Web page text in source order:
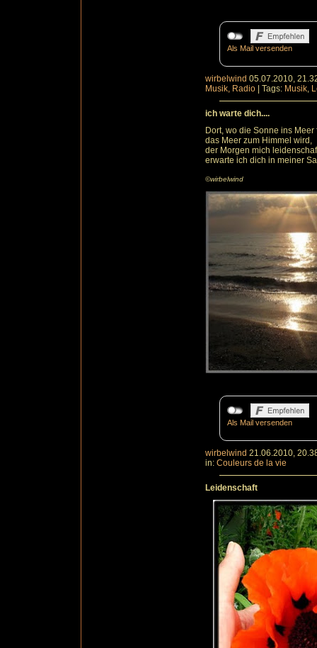
Als Mail versenden
wirbelwind 05.07.2010,
Musik, Radio
Tags: Musik,
ich warte dich....
Dort, wo die Sonne ins Meer
das Meer zum Himmel wird,
der Morgen mich
erwarte ich dich in meiner
©wirbelwind
Als Mail versenden
wirbelwind 21.06.2010,
in: Couleurs de la vie
Leidenschaft